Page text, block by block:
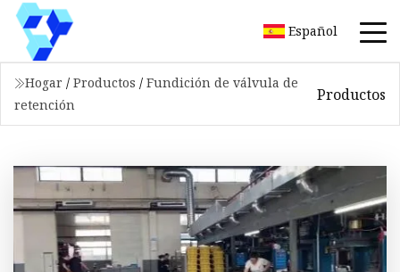
Español
Hogar / Productos / Fundición de válvula de
retención
Productos